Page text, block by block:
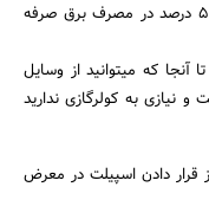
یا استفاده از کاهش دمای ترموستات از 3 الی 5 درصد در مصرف برق صرفه
که میتوانید از وسایل
نیازی به کولرگازی ندارید
قرار دادن اسپیلت در معرض